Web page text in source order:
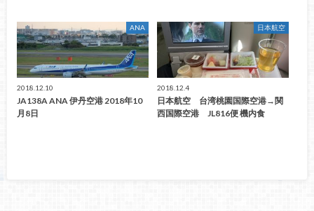
ANA
2018.12.10
JA138A ANA 伊丹空港 2018年10
月8日
日本航空
2018.12.4
日本航空 台湾桃園国際空港→関
西国際空港 JL816便 機内食